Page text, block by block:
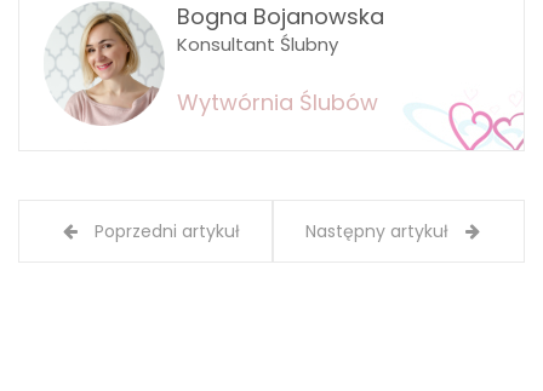
Bogna Bojanowska
Konsultant Ślubny
Wytwórnia Ślubów
Poprzedni artykuł Następny artykuł